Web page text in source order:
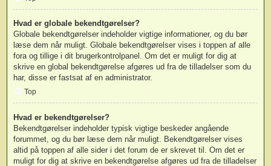
Hvad er globale bekendtgørelser?
Globale bekendtgørelser indeholder vigtige informationer, og du bør
læse dem når muligt. Globale bekendtgørelser vises i toppen af alle
fora og tillige i dit brugerkontrolpanel. Om det er muligt for dig at
skrive en global bekendtgørelse afgøres ud fra de tilladelser som du
har, disse er fastsat af en administrator.
Top
Hvad er bekendtgørelser?
Bekendtgørelser indeholder typisk vigtige beskeder angående
forummet, og du bør læse dem når muligt. Bekendtgørelser vises
altid på toppen af alle sider i det forum de er skrevet til. Om det er
muligt for dig at skrive en bekendtgørelse afgøres ud fra de tilladelser